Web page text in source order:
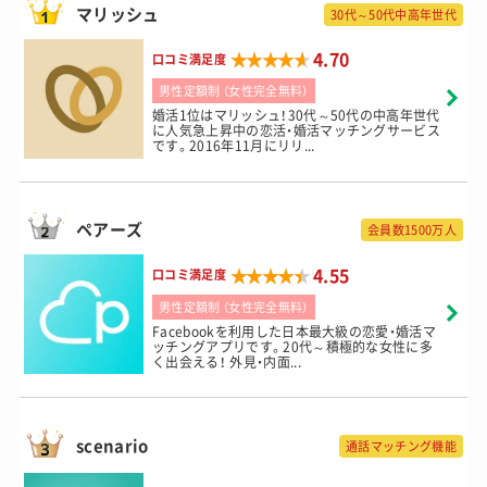
マリッシュ 30代～50代中高年世代
口コミ満足度 ★★★★★
★★★★★4.70
男性定額制 （女性完全無料）
婚活1位はマリッシュ！30代～50代の中高年世代
に人気急上昇中の恋活・婚活マッチングサービス
です。2016年11月にリリ...
ペアーズ 会員数1500万人
口コミ満足度 ★★★★★
★★★★★4.55
男性定額制 （女性完全無料）
Facebookを利用した日本最大級の恋愛・婚活マ
ッチングアプリです。20代～積極的な女性に多
く出会える！ 外見・内面...
scenario 通話マッチング機能